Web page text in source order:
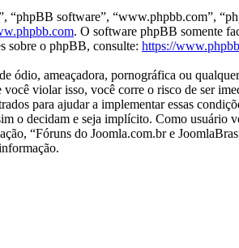
“phpBB software”, “www.phpbb.com”,
. O software phpBB somente
sobre o phpBB, consulte: https://
ódio, ameaçadora, pornográfica ou
violar isso, você corre o risco de ser
para ajudar a implementar essas
o decidam e seja implícito. Como usuário
“Fóruns do Joomla.com.br e